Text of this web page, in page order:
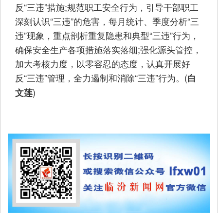
反“三违”措施;规范职工安全行为，引导干部职工
深刻认识“三违”的危害，每月统计、季度分析“三
违”现象，重点剖析重复隐患和典型“三违”行为，
确保安全生产各项措施落实落细;强化源头管控，
加大考核力度，以零容忍的态度，认真开展好
反“三违”管理，全力遏制和消除“三违”行为。(白
文莲)